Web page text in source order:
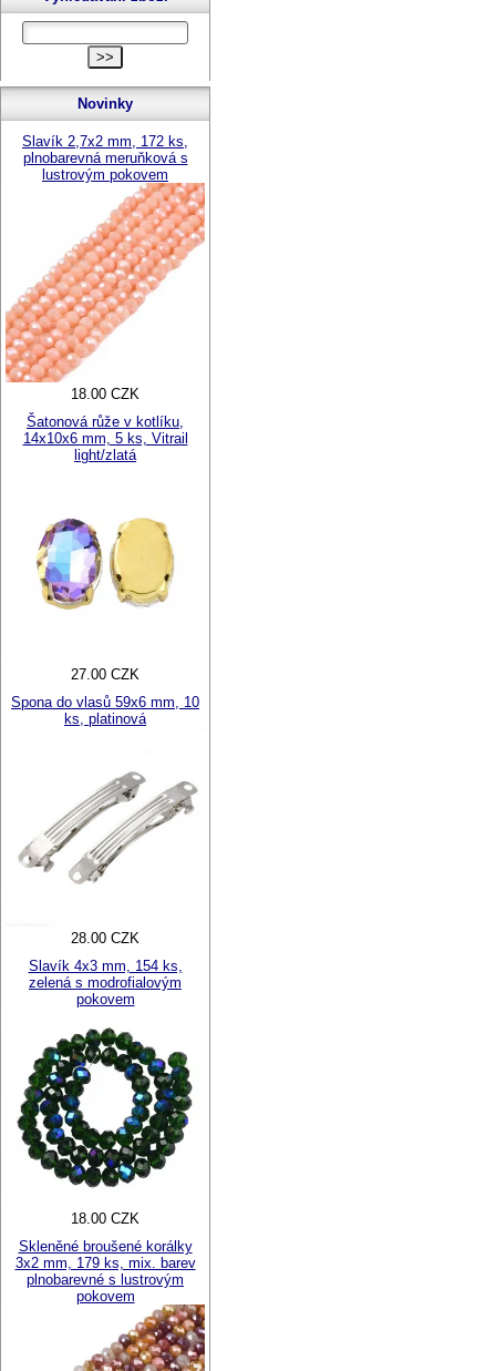
Novinky
Slavík 2,7x2 mm, 172 ks,
plnobarevná meruňková s
lustrovým pokovem
18.00 CZK
Šatonová růže v kotlíku,
14x10x6 mm, 5 ks, Vitrail
light/zlatá
27.00 CZK
Spona do vlasů 59x6 mm, 10
ks, platinová
28.00 CZK
Slavík 4x3 mm, 154 ks,
zelená s modrofialovým
pokovem
18.00 CZK
Skleněné broušené korálky
3x2 mm, 179 ks, mix. barev
plnobarevné s lustrovým
pokovem